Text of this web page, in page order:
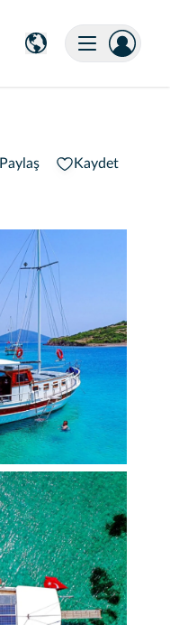
Paylaş Kaydet